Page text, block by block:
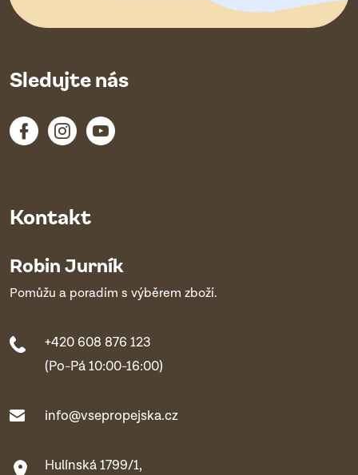
Kontakt
Robin Jurník
Pomůžu a poradím s výběrem zboží.
+420 608 876 123
(Po-Pá 10:00-16:00)
info@vsepropejska.cz
Hulínská 1799/1,
Sledujte nás